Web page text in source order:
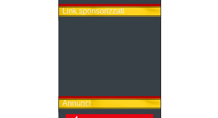
Link sponsorizzati
Annunci